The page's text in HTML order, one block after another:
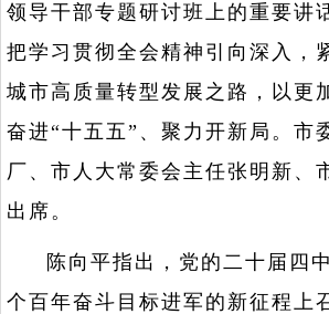
领导干部专题研讨班上的重要讲
把学习贯彻全会精神引向深入，
城市高质量转型发展之路，以更
奋进“十五五”、聚力开新局。市
厂、市人大常委会主任张明新、
出席。
陈向平指出，党的二十届四
个百年奋斗目标进军的新征程上